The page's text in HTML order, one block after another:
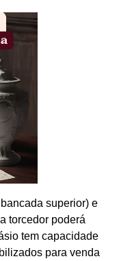
superior) e
torcedor poderá
tem capacidade
para venda